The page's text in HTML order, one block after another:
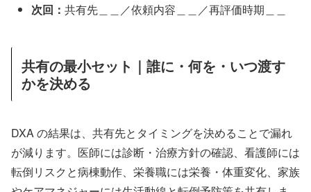
次回：共有先＿＿／依頼内容＿＿／再評価時期＿＿
共有の最小セット｜誰に・何を・いつ渡す
かを決める
DXA の結果は、共有先とタイミングを決めることで漏れ
が減ります。医師には診断・治療方針の確認、看護師には
転倒リスクと病棟動作、栄養職には栄養・体重変化、家族